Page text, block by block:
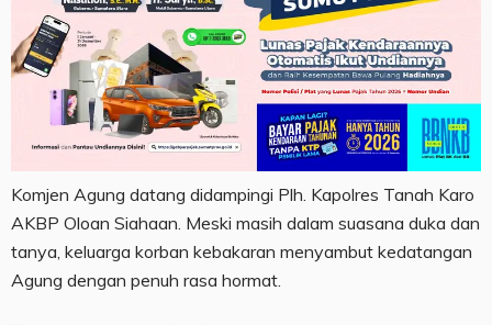
Komjen Agung datang didampingi Plh. Kapolres Tanah Karo
AKBP Oloan Siahaan. Meski masih dalam suasana duka dan
tanya, keluarga korban kebakaran menyambut kedatangan
Agung dengan penuh rasa hormat.